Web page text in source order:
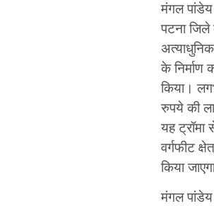
मंगल
पटना
के निर्माण
किया।
रुपये की
यह
वर्गफीट
किया
मंगल पांडेय